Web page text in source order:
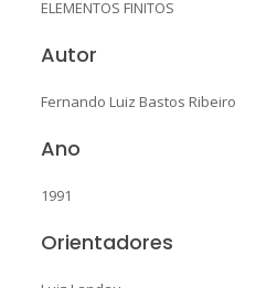
ELEMENTOS FINITOS
Autor
Fernando Luiz Bastos Ribeiro
Ano
1991
Orientadores